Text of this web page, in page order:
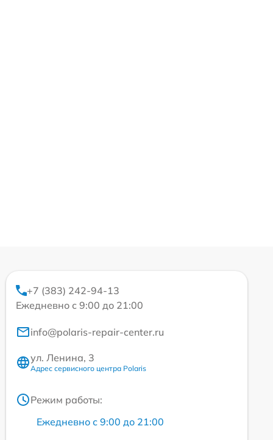
+7 (383) 242-94-13
Ежедневно с 9:00 до 21:00
info@polaris-repair-center.ru
ул. Ленина, 3
Адрес сервисного центра Polaris
Режим работы:
Ежедневно с 9:00 до 21:00